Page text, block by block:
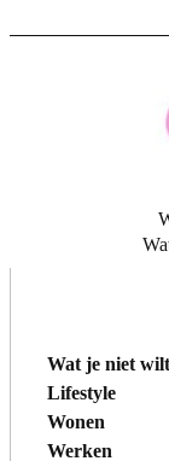
Wat je niet
Lifestyle
Wonen
Werken